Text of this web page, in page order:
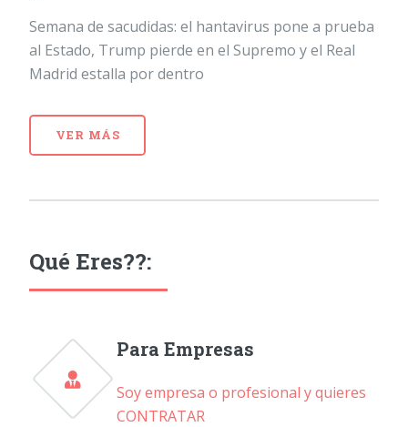
Semana de sacudidas: el hantavirus pone a prueba
al Estado, Trump pierde en el Supremo y el Real
Madrid estalla por dentro
VER MÁS
Qué Eres??:
Para Empresas
Soy empresa o profesional y quieres
CONTRATAR